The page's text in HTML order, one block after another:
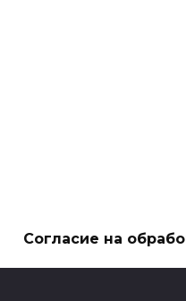
Согласие на